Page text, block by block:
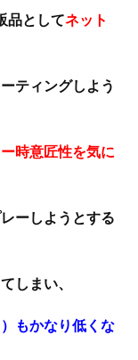
品としてネット
ティングしよう
時意匠性を気に
ーしようとする
しまい、
もかなり低くな